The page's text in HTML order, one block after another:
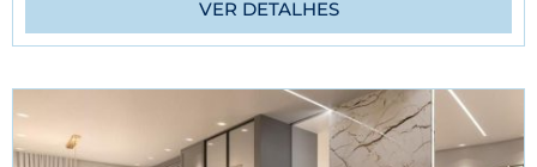
VER DETALHES